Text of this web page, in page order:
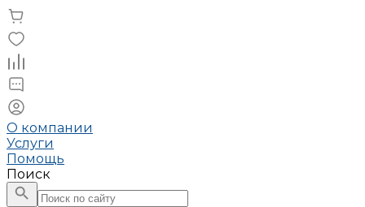
О компании
Услуги
Помощь
Поиск